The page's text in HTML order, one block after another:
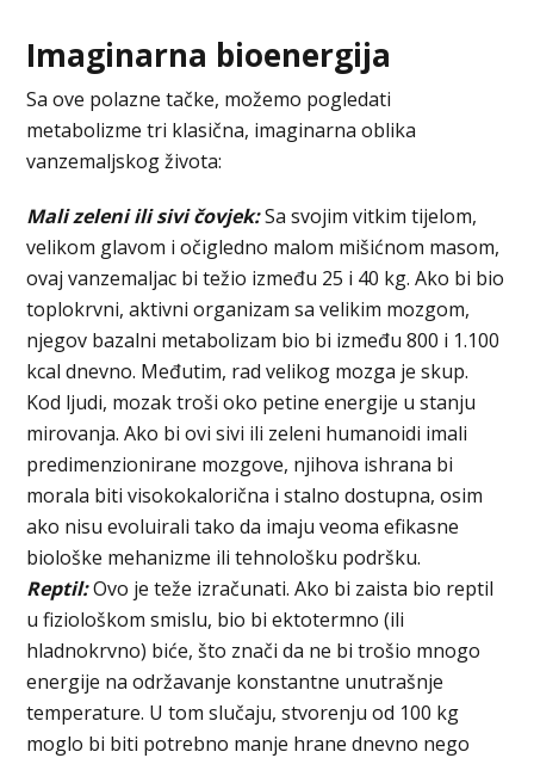
Imaginarna bioenergija
Sa ove polazne tačke, možemo pogledati
metabolizme tri klasična, imaginarna oblika
vanzemaljskog života:
Mali zeleni ili sivi čovjek:Sa svojim vitkim tijelom,
velikom glavom i očigledno malom mišićnom masom,
ovaj vanzemaljac bi težio između 25 i 40 kg. Ako bi bio
toplokrvni, aktivni organizam sa velikim mozgom,
njegov bazalni metabolizam bio bi između 800 i 1.100
kcal dnevno. Međutim, rad velikog mozga je skup.
Kod ljudi, mozak troši oko petine energije u stanju
mirovanja. Ako bi ovi sivi ili zeleni humanoidi imali
predimenzionirane mozgove, njihova ishrana bi
morala biti visokokalorična i stalno dostupna, osim
ako nisu evoluirali tako da imaju veoma efikasne
biološke mehanizme ili tehnološku podršku.
Reptil:Ovo je teže izračunati. Ako bi zaista bio reptil
u fiziološkom smislu, bio bi ektotermno (ili
hladnokrvno) biće, što znači da ne bi trošio mnogo
energije na održavanje konstantne unutrašnje
temperature. U tom slučaju, stvorenju od 100 kg
moglo bi biti potrebno manje hrane dnevno nego